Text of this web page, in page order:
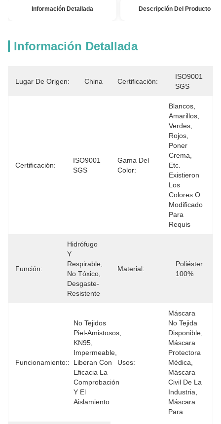
Información Detallada Descripción Del Producto
Información Detallada
Lugar De Origen: China Certificación:
ISO9001
SGS
Certificación:
ISO9001
SGS
Gama Del
Color:
Blancos,
Amarillos,
Verdes,
Rojos,
Poner
Crema,
Etc.
Existieron
Los
Colores O
Modificado
Para
Requis
Función:
Hidrófugo
Y
Respirable,
No Tóxico,
Desgaste-
Resistente
Material:
Poliéster
100%
Funcionamiento::
No Tejidos
Piel-Amistosos,
KN95,
Impermeable,
Liberan Con
Eficacia La
Comprobación
Y El
Aislamiento
Usos:
Máscara
No Tejida
Disponible,
Máscara
Protectora
Médica,
Máscara
Civil De La
Industria,
Máscara
Para